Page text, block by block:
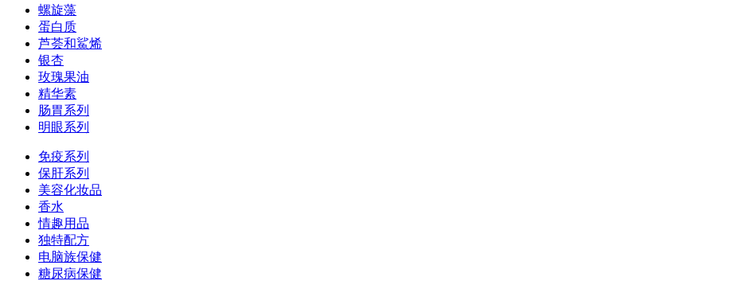
螺旋藻
蛋白质
芦荟和鯊烯
银杏
玫瑰果油
精华素
肠胃系列
明眼系列
免疫系列
保肝系列
美容化妆品
香水
情趣用品
独特配方
电脑族保健
糖尿病保健